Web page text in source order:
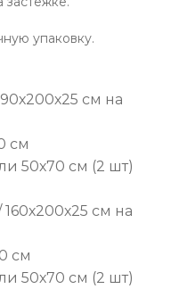
упаковку.
см на
см
50х70 см (2 шт)
см на
см
50х70 см (2 шт)